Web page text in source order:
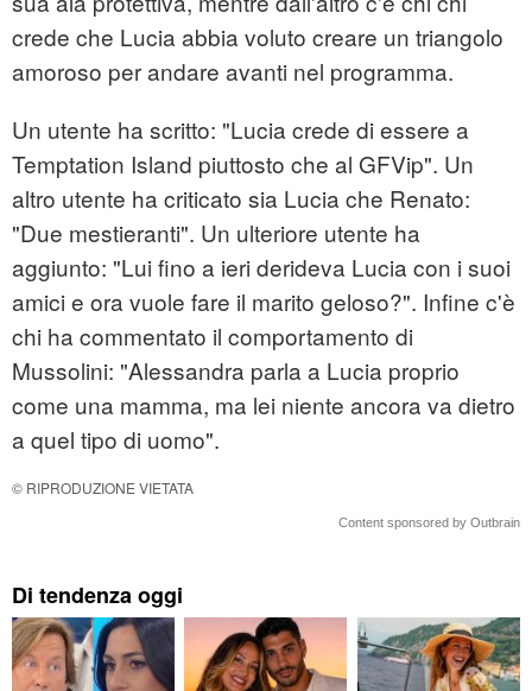
crede che Lucia abbia voluto creare un triangolo
amoroso per andare avanti nel programma.
Un utente ha scritto: "Lucia crede di essere a
Temptation Island piuttosto che al GFVip". Un
altro utente ha criticato sia Lucia che Renato:
"Due mestieranti". Un ulteriore utente ha
aggiunto: "Lui fino a ieri derideva Lucia con i suoi
amici e ora vuole fare il marito geloso?". Infine c'è
chi ha commentato il comportamento di
Mussolini: "Alessandra parla a Lucia proprio
come una mamma, ma lei niente ancora va dietro
a quel tipo di uomo".
© RIPRODUZIONE VIETATA
Content sponsored by Outbrain
Di tendenza oggi